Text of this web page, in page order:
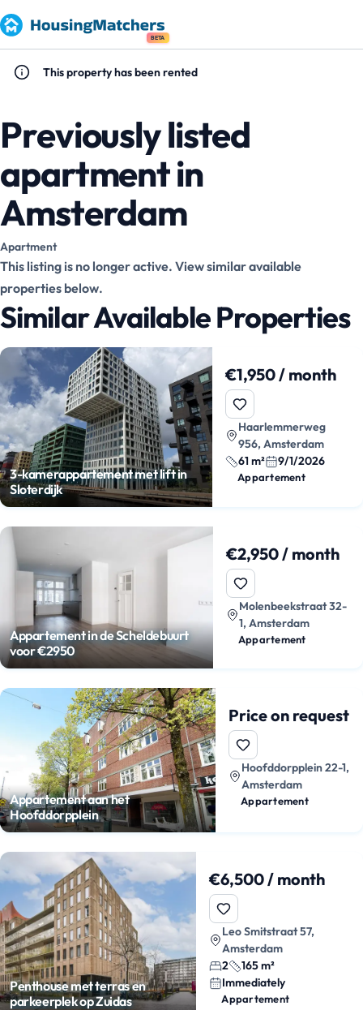
BETA
This property has been rented
Previously listed
apartment in
Amsterdam
Apartment
This listing is no longer active. View similar available
properties below.
Similar Available Properties
3-kamerappartement met lift in
Sloterdijk
€1,950 / month
Haarlemmerweg
956, Amsterdam
61 m²
9/1/2026
Appartement
Appartement in de Scheldebuurt
voor €2950
€2,950 / month
Molenbeekstraat 32-
1, Amsterdam
Appartement
Appartement aan het
Hoofddorpplein
Price on request
Hoofddorpplein 22-1,
Amsterdam
Appartement
Penthouse met terras en
parkeerplek op Zuidas
€6,500 / month
Leo Smitstraat 57,
Amsterdam
2
165 m²
Immediately
Appartement